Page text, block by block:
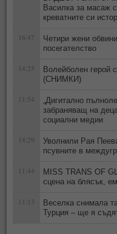
Василка за масаж
креватните си
16:47
Четири жени
посегателство
14:25
Волейболен герой
(СНИМКИ)
11:54
„Дигитално
забраняващ на
социални медии
14:29
Уволнили Рая
псувните в
11:44
MISS TRANS OF
сцена на блясък,
11:13
Веселка снимала
Турция – ще я